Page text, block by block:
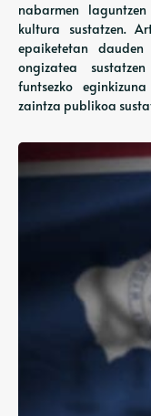
nabarmen
kultura sustatzen.
epaiketetan
ongizatea
funtsezko
zaintza publikoa